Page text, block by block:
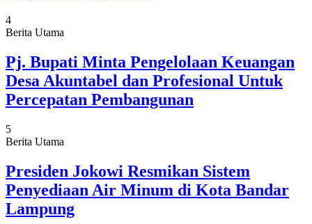
4
Berita Utama
Pj. Bupati Minta Pengelolaan Keuangan
Desa Akuntabel dan Profesional Untuk
Percepatan Pembangunan
5
Berita Utama
Presiden Jokowi Resmikan Sistem
Penyediaan Air Minum di Kota Bandar
Lampung